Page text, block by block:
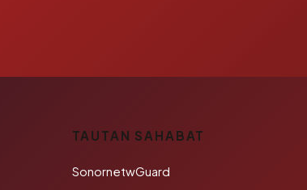
TAUTAN SAHABAT
SonornetwGuard